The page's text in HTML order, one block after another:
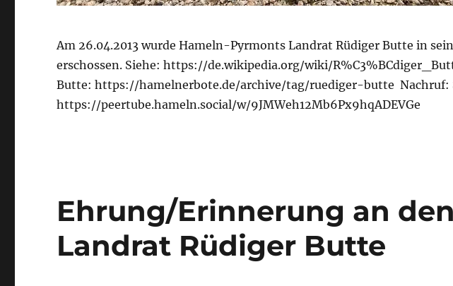
Am 26.04.2013 wurde Hameln-Pyrmonts Landrat Rüdiger Butte in
erschossen. Siehe: https://de.wikipedia.org/wiki/
Butte: https://hamelnerbote.de/archive/tag/ruediger-butte Nachruf:
https://peertube.hameln.social/w/9JMWeh12Mb6Px9hqADEVGe
Ehrung/Erinnerung an
Landrat Rüdiger Butte